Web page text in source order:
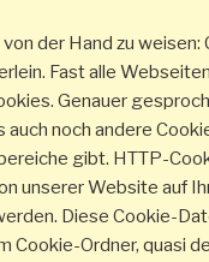
der Hand zu
Fast alle Webseiten
Genauer
auch noch andere
gibt. HTTP-
unserer Website auf
Diese Cookie-
Cookie-Ordner, quasi